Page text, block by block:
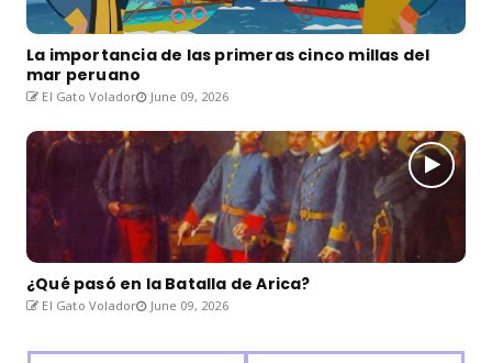
La importancia de las primeras cinco millas del
mar peruano
El Gato Volador June 09, 2026
¿Qué pasó en la Batalla de Arica?
El Gato Volador June 09, 2026